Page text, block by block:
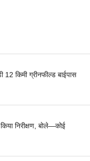
12 किमी ग्रीनफील्ड बाईपास
निरीक्षण, बोले—कोई